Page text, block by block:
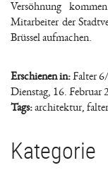
Versöhnung
Mitarbeiter der
Brüssel aufmachen.
Erschienen in: Falter
Dienstag, 16. Februar
Tags:architektur, falter
Kategorie